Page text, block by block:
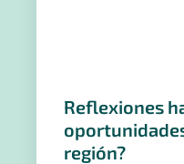
Reflexiones
región?